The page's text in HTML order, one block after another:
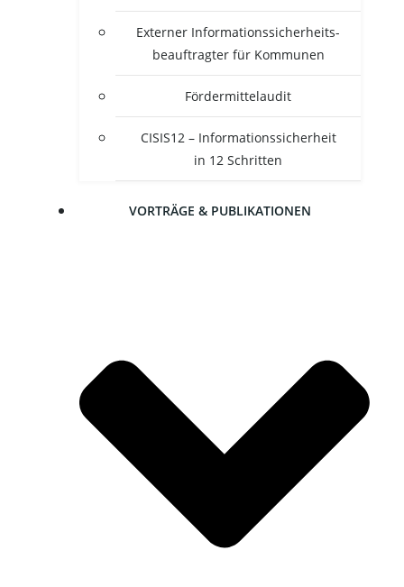
Exter­ner Infor­ma­ti­ons­si­cher­heits­
be­auf­trag­ter für Kommunen
För­der­mit­tel­au­dit
CISIS12 – Infor­ma­ti­ons­si­cher­heit
in 12 Schritten
VOR­TRÄ­GE & PUBLIKATIONEN